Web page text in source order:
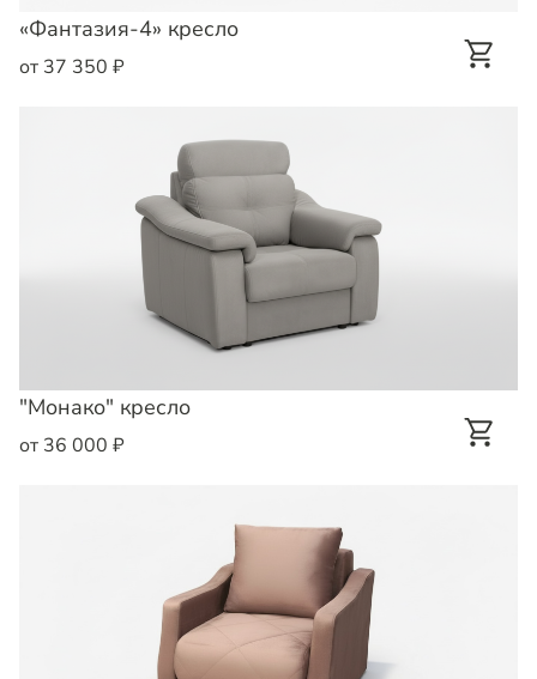
«Фантазия-4» кресло
от 37 350 ₽
"Монако" кресло
от 36 000 ₽